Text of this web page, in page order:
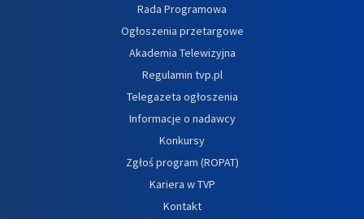
Rada Programowa
Ogłoszenia przetargowe
Akademia Telewizyjna
Regulamin tvp.pl
Telegazeta ogłoszenia
Informacje o nadawcy
Konkursy
Zgłoś program (ROPAT)
Kariera w TVP
Kontakt